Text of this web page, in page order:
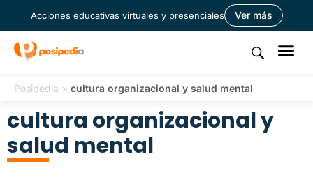
Acciones educativas virtuales y presenciales Ver más
Posipedia > cultura organizacional y salud mental
cultura organizacional y
salud mental